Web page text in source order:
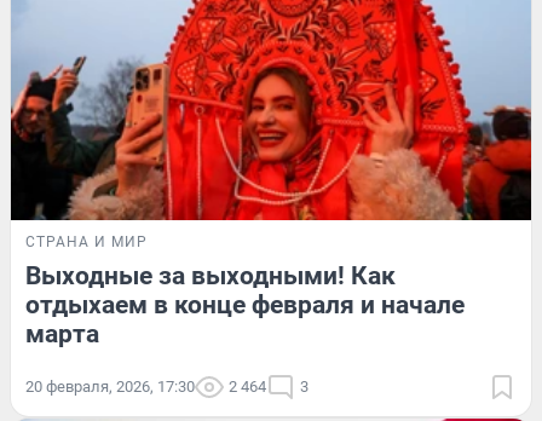
СТРАНА И МИР
Выходные за выходными! Как
отдыхаем в конце февраля и начале
марта
20 февраля, 2026, 17:30 2 464 3